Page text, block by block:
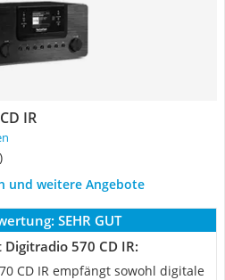
IR
)
und weitere Angebote
SEHR GUT
570 CD IR:
CD IR empfängt sowohl digitale